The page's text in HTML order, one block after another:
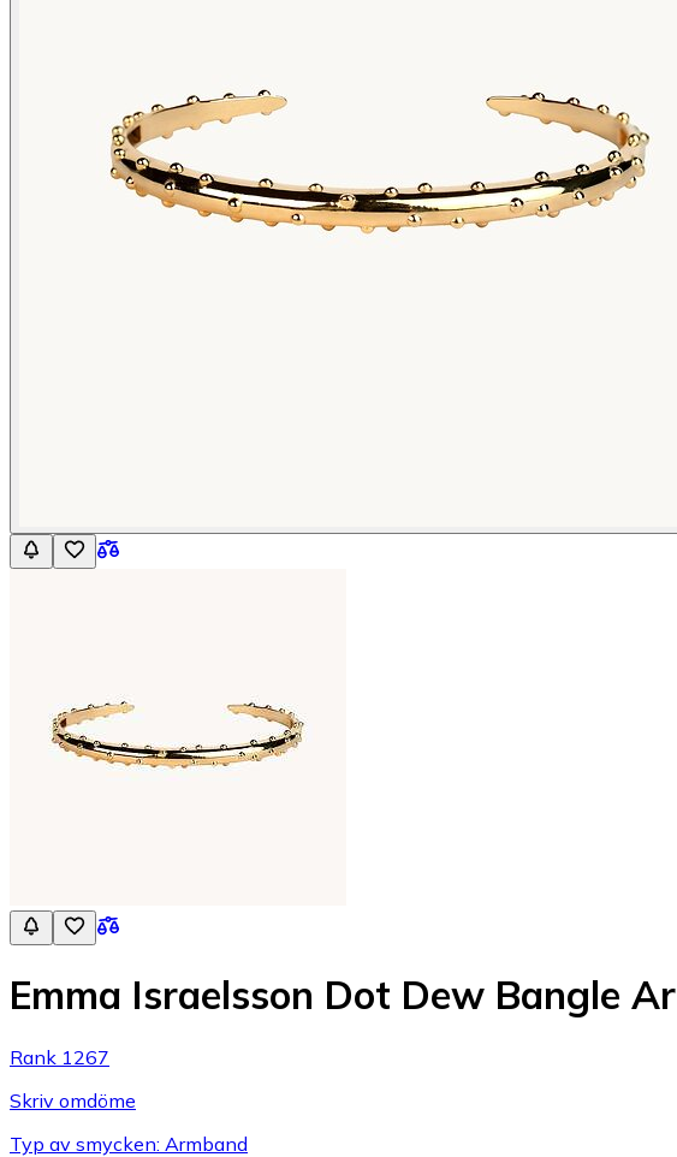
Emma Israelsson Dot Dew Bangle
Rank 1267
Skriv omdöme
Typ av smycken: Armband